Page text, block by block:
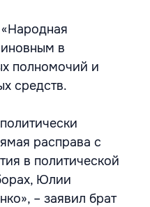
в
полномочий и
средств.
расправа с
в политической
Юлии
– заявил брат